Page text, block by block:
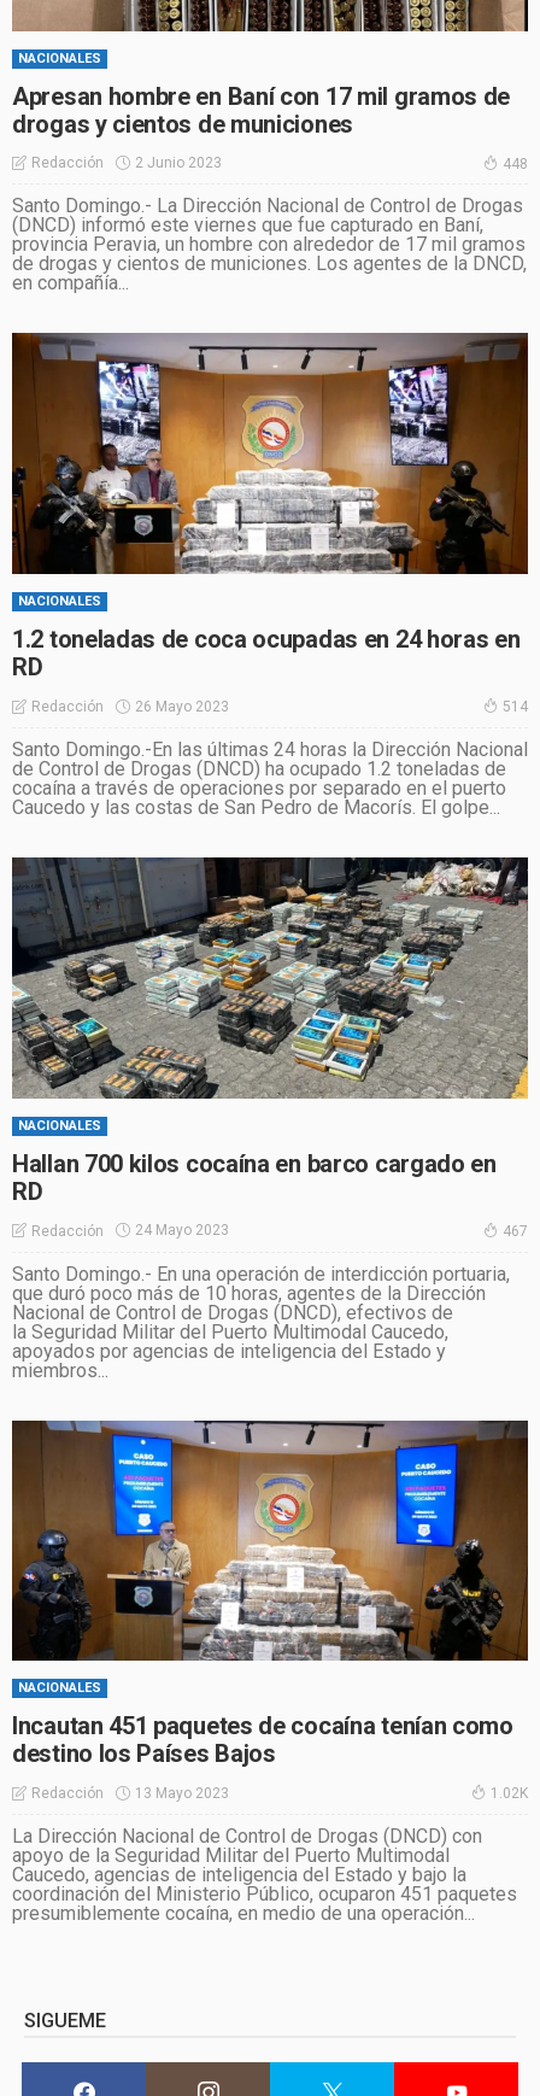
NACIONALES
Apresan hombre en Baní con 17 mil gramos de
drogas y cientos de municiones
Redacción 2 Junio 2023 448
Santo Domingo.- La Dirección Nacional de Control de Drogas
(DNCD) informó este viernes que fue capturado en Baní,
provincia Peravia, un hombre con alrededor de 17 mil gramos
de drogas y cientos de municiones. Los agentes de la DNCD,
en compañía...
NACIONALES
1.2 toneladas de coca ocupadas en 24 horas en
RD
Redacción 26 Mayo 2023 514
Santo Domingo.-En las últimas 24 horas la Dirección Nacional
de Control de Drogas (DNCD) ha ocupado 1.2 toneladas de
cocaína a través de operaciones por separado en el puerto
Caucedo y las costas de San Pedro de Macorís. El golpe...
NACIONALES
Hallan 700 kilos cocaína en barco cargado en
RD
Redacción 24 Mayo 2023 467
Santo Domingo.- En una operación de interdicción portuaria,
que duró poco más de 10 horas, agentes de la Dirección
Nacional de Control de Drogas (DNCD), efectivos de
la Seguridad Militar del Puerto Multimodal Caucedo,
apoyados por agencias de inteligencia del Estado y
miembros...
NACIONALES
Incautan 451 paquetes de cocaína tenían como
destino los Países Bajos
Redacción 13 Mayo 2023 1.02K
La Dirección Nacional de Control de Drogas (DNCD) con
apoyo de la Seguridad Militar del Puerto Multimodal
Caucedo, agencias de inteligencia del Estado y bajo la
coordinación del Ministerio Público, ocuparon 451 paquetes
presumiblemente cocaína, en medio de una operación...
SIGUEME